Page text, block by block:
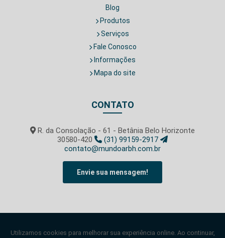
Blog
Produtos
Serviços
Fale Conosco
Informações
Mapa do site
CONTATO
R. da Consolação - 61 - Betânia Belo Horizonte
30580-420
(31) 99159-2917
contato@mundoarbh.com.br
Envie sua mensagem!